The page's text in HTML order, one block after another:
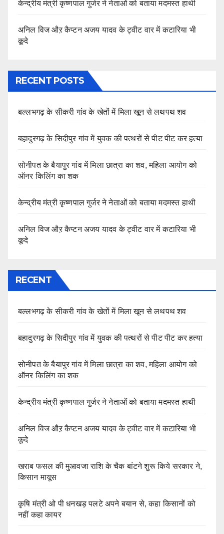
केन्द्रीय मंत्री कृष्णपाल गुर्जर ने नेताओं को बताया मदमस्त हाथी
अनिल विज औऱ कैप्टन अजय यादव के ट्वीट वार में कटारिया भी
कूदे
RECENT POSTS
बल्लभगढ़ के सीकरी गांव के खेतों में मिला खून से लथपथ शव
बहादुरगढ़ के सिदीपुर गांव में युवक की पत्थरों से पीट पीट कर हत्या
सोनीपत के बैयापुर गांव में मिला छात्रा का शव, महिला आयोग को
ऑनर किलिंग का शक
केन्द्रीय मंत्री कृष्णपाल गुर्जर ने नेताओं को बताया मदमस्त हाथी
अनिल विज औऱ कैप्टन अजय यादव के ट्वीट वार में कटारिया भी
कूदे
RECENT
बल्लभगढ़ के सीकरी गांव के खेतों में मिला खून से लथपथ शव
बहादुरगढ़ के सिदीपुर गांव में युवक की पत्थरों से पीट पीट कर हत्या
सोनीपत के बैयापुर गांव में मिला छात्रा का शव, महिला आयोग को
ऑनर किलिंग का शक
केन्द्रीय मंत्री कृष्णपाल गुर्जर ने नेताओं को बताया मदमस्त हाथी
अनिल विज औऱ कैप्टन अजय यादव के ट्वीट वार में कटारिया भी
कूदे
खराब फसल की मुआवजा राशि के चैक बांटने शुरू किये सरकार ने,
किसान मायूस
कृषि मंत्री ओ पी धनखड़ पलटे अपने बयान से, कहा किसानों को
नहीं कहा कायर